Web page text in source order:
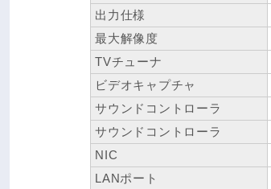
出力仕様
最大解像度
TVチューナ
ビデオキャプチャ
サウンドコントローラ
サウンドコントローラ
NIC
LANポート